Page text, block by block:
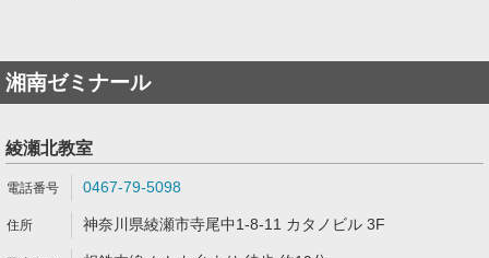
湘南ゼミナール
綾瀬北教室
0467-79-5098
神奈川県綾瀬市寺尾中1-8-11 カタノビル 3F